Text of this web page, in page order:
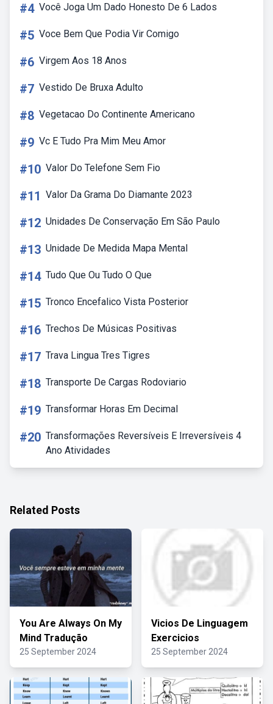
#4 Você Joga Um Dado Honesto De 6 Lados
#5 Voce Bem Que Podia Vir Comigo
#6 Virgem Aos 18 Anos
#7 Vestido De Bruxa Adulto
#8 Vegetacao Do Continente Americano
#9 Vc E Tudo Pra Mim Meu Amor
#10 Valor Do Telefone Sem Fio
#11 Valor Da Grama Do Diamante 2023
#12 Unidades De Conservação Em São Paulo
#13 Unidade De Medida Mapa Mental
#14 Tudo Que Ou Tudo O Que
#15 Tronco Encefalico Vista Posterior
#16 Trechos De Músicas Positivas
#17 Trava Lingua Tres Tigres
#18 Transporte De Cargas Rodoviario
#19 Transformar Horas Em Decimal
#20 Transformações Reversíveis E Irreversíveis 4
Ano Atividades
Related Posts
You Are Always On My
Mind Tradução
25 September 2024
Vicios De Linguagem
Exercicios
25 September 2024